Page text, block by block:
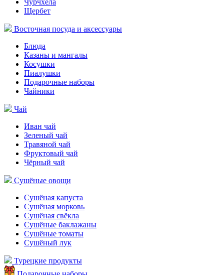
Чурчхела
Щербет
Восточная посуда и аксессуары
Блюда
Казаны и мангалы
Косушки
Пиалушки
Подарочные наборы
Чайники
Чай
Иван чай
Зеленый чай
Травяной чай
Фруктовый чай
Чёрный чай
Сушёные овощи
Сушёная капуста
Сушёная морковь
Сушёная свёкла
Сушёные баклажаны
Сушёные томаты
Сушёный лук
Турецкие продукты